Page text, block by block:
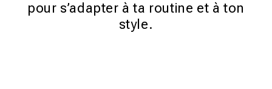
pour s’adapter à ta routine et à ton
style.